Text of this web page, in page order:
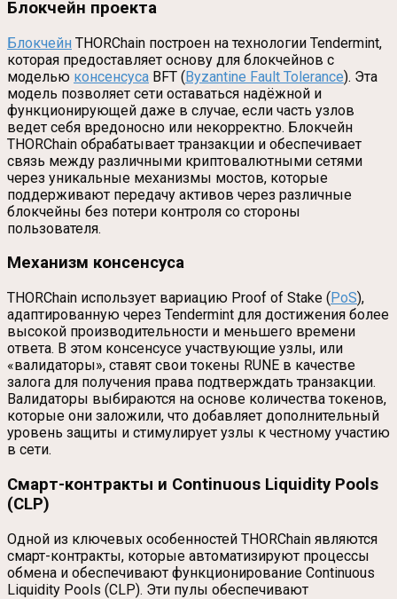
Блокчейн проекта
Блокчейн THORChain построен на технологии Tendermint,
которая предоставляет основу для блокчейнов с
моделью консенсуса BFT (Byzantine Fault Tolerance). Эта
модель позволяет сети оставаться надёжной и
функционирующей даже в случае, если часть узлов
ведет себя вредоносно или некорректно. Блокчейн
THORChain обрабатывает транзакции и обеспечивает
связь между различными криптовалютными сетями
через уникальные механизмы мостов, которые
поддерживают передачу активов через различные
блокчейны без потери контроля со стороны
пользователя.
Механизм консенсуса
THORChain использует вариацию Proof of Stake (PoS),
адаптированную через Tendermint для достижения более
высокой производительности и меньшего времени
ответа. В этом консенсусе участвующие узлы, или
«валидаторы», ставят свои токены RUNE в качестве
залога для получения права подтверждать транзакции.
Валидаторы выбираются на основе количества токенов,
которые они заложили, что добавляет дополнительный
уровень защиты и стимулирует узлы к честному участию
в сети.
Смарт-контракты и Continuous Liquidity Pools
(CLP)
Одной из ключевых особенностей THORChain являются
смарт-контракты, которые автоматизируют процессы
обмена и обеспечивают функционирование Continuous
Liquidity Pools (CLP). Эти пулы обеспечивают